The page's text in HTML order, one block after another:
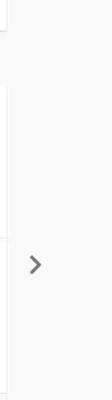
Starlink:
